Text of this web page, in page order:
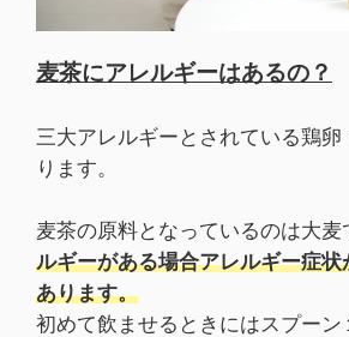
麦茶にアレルギーはあるの？
三大アレルギーとされている鶏卵
ります。
麦茶の原料となっているのは大麦
ルギーがある場合アレルギー症状
あります。
初めて飲ませるときにはスプーン